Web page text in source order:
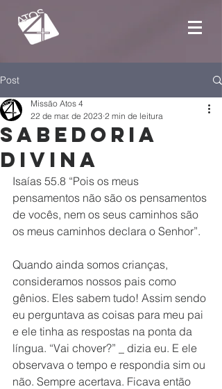
Post
Sabedoria
divina
Missão Atos 4
22 de mar. de 2023 2 min de leitura
Isaías 55.8 “Pois os meus
pensamentos não são os pensamentos
de vocês, nem os seus caminhos são
os meus caminhos declara o Senhor”.
Quando ainda somos crianças,
consideramos nossos pais como
gênios. Eles sabem tudo! Assim sendo
eu perguntava as coisas para meu pai
e ele tinha as respostas na ponta da
língua. “Vai chover?” _ dizia eu. E ele
observava o tempo e respondia sim ou
não. Sempre acertava. Ficava então